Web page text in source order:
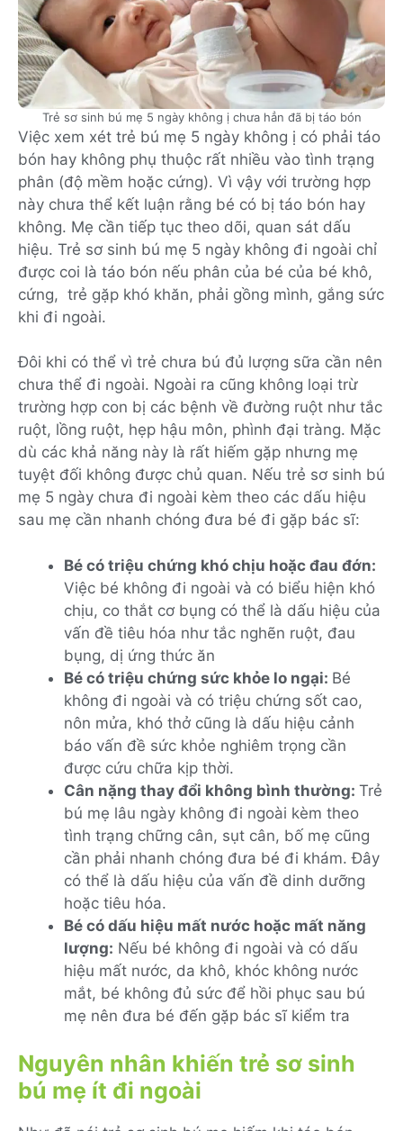
Trẻ sơ sinh bú mẹ 5 ngày không ị chưa hẳn đã bị táo bón
Việc xem xét trẻ bú mẹ 5 ngày không ị có phải táo
bón hay không phụ thuộc rất nhiều vào tình trạng
phân (độ mềm hoặc cứng). Vì vậy với trường hợp
này chưa thể kết luận rằng bé có bị táo bón hay
không. Mẹ cần tiếp tục theo dõi, quan sát dấu
hiệu. Trẻ sơ sinh bú mẹ 5 ngày không đi ngoài chỉ
được coi là táo bón nếu phân của bé của bé khô,
cứng, trẻ gặp khó khăn, phải gồng mình, gắng sức
khi đi ngoài.
Đôi khi có thể vì trẻ chưa bú đủ lượng sữa cần nên
chưa thể đi ngoài. Ngoài ra cũng không loại trừ
trường hợp con bị các bệnh về đường ruột như tắc
ruột, lồng ruột, hẹp hậu môn, phình đại tràng. Mặc
dù các khả năng này là rất hiếm gặp nhưng mẹ
tuyệt đối không được chủ quan. Nếu trẻ sơ sinh bú
mẹ 5 ngày chưa đi ngoài kèm theo các dấu hiệu
sau mẹ cần nhanh chóng đưa bé đi gặp bác sĩ:
Bé có triệu chứng khó chịu hoặc đau đớn:
Việc bé không đi ngoài và có biểu hiện khó
chịu, co thắt cơ bụng có thể là dấu hiệu của
vấn đề tiêu hóa như tắc nghẽn ruột, đau
bụng, dị ứng thức ăn
Bé có triệu chứng sức khỏe lo ngại: Bé
không đi ngoài và có triệu chứng sốt cao,
nôn mửa, khó thở cũng là dấu hiệu cảnh
báo vấn đề sức khỏe nghiêm trọng cần
được cứu chữa kịp thời.
Cân nặng thay đổi không bình thường: Trẻ
bú mẹ lâu ngày không đi ngoài kèm theo
tình trạng chững cân, sụt cân, bố mẹ cũng
cần phải nhanh chóng đưa bé đi khám. Đây
có thể là dấu hiệu của vấn đề dinh dưỡng
hoặc tiêu hóa.
Bé có dấu hiệu mất nước hoặc mất năng
lượng: Nếu bé không đi ngoài và có dấu
hiệu mất nước, da khô, khóc không nước
mắt, bé không đủ sức để hồi phục sau bú
mẹ nên đưa bé đến gặp bác sĩ kiểm tra
Nguyên nhân khiến trẻ sơ sinh
bú mẹ ít đi ngoài